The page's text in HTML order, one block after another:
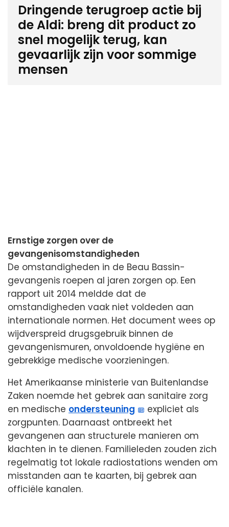
Dringende terugroep actie bij
de Aldi: breng dit product zo
snel mogelijk terug, kan
gevaarlijk zijn voor sommige
mensen
Ernstige zorgen over de
gevangenisomstandigheden
De omstandigheden in de Beau Bassin-
gevangenis roepen al jaren zorgen op. Een
rapport uit 2014 meldde dat de
omstandigheden vaak niet voldeden aan
internationale normen. Het document wees op
wijdverspreid drugsgebruik binnen de
gevangenismuren, onvoldoende hygiëne en
gebrekkige medische voorzieningen.
Het Amerikaanse ministerie van Buitenlandse
Zaken noemde het gebrek aan sanitaire zorg
en medische ondersteuning
expliciet als
zorgpunten. Daarnaast ontbreekt het
gevangenen aan structurele manieren om
klachten in te dienen. Familieleden zouden zich
regelmatig tot lokale radiostations wenden om
misstanden aan te kaarten, bij gebrek aan
officiële kanalen.